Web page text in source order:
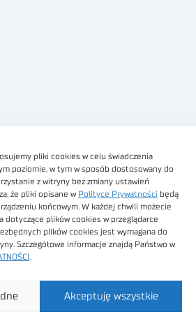
pliki cookies w celu świadczenia
poziomie, w tym w sposób dostosowany do
z witryny bez zmiany ustawień
że pliki opisane w Polityce Prywatności będą
końcowym. W każdej chwili możecie
dotyczące plików cookies w przeglądarce
plików cookies jest wymagana do
Szczegółowe informacje znajdą Państwo w
Akceptuję wszystkie